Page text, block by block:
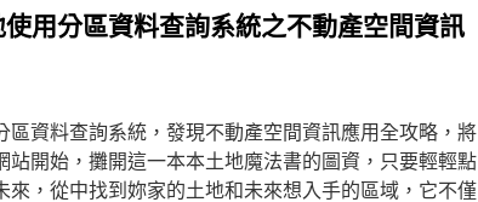
用分區資料查詢系統之不動產空間資訊
資料查詢系統，發現不動產空間資訊應用全攻略，將
開始，攤開這一本本土地魔法書的圖資，只要輕輕點
，從中找到妳家的土地和未來想入手的區域，它不僅